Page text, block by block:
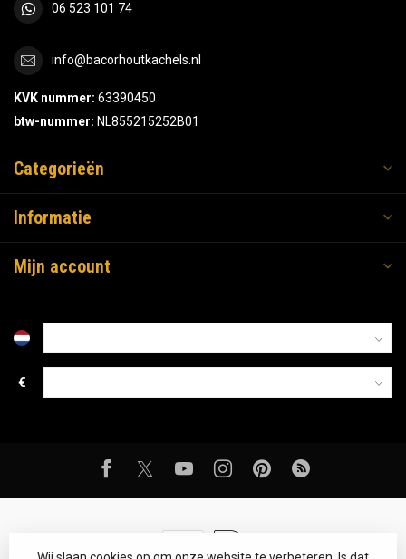
06 523 101 74
info@bacorhoutkachels.nl
KVK nummer: 63390450
btw-nummer: NL855215252B01
Categorieën
Informatie
Mijn account
€